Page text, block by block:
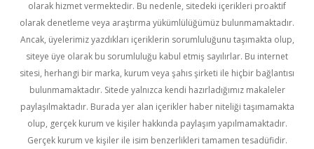
olarak hizmet vermektedir. Bu nedenle, sitedeki içerikleri proaktif
olarak denetleme veya araştırma yükümlülüğümüz bulunmamaktadır.
Ancak, üyelerimiz yazdıkları içeriklerin sorumluluğunu taşımakta olup,
siteye üye olarak bu sorumluluğu kabul etmiş sayılırlar. Bu internet
sitesi, herhangi bir marka, kurum veya şahıs şirketi ile hiçbir bağlantısı
bulunmamaktadır. Sitede yalnızca kendi hazırladığımız makaleler
paylaşılmaktadır. Burada yer alan içerikler haber niteliği taşımamakta
olup, gerçek kurum ve kişiler hakkında paylaşım yapılmamaktadır.
Gerçek kurum ve kişiler ile isim benzerlikleri tamamen tesadüfidir.